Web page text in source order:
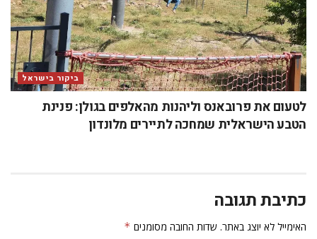
ביקור בישראל
לטעום את פרובאנס וליהנות מהאלפים בגולן: פנינת
הטבע הישראלית שמחכה לתיירים מלונדון
כתיבת תגובה
האימייל לא יוצג באתר. שדות החובה מסומנים *